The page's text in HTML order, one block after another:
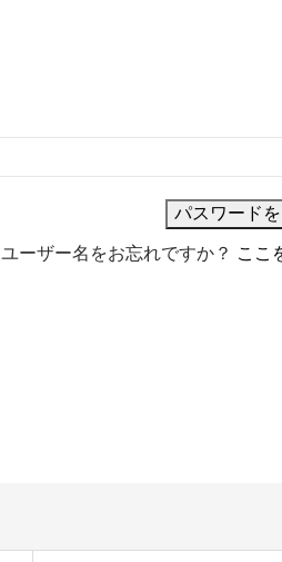
ユーザー名をお忘れですか？ ここ